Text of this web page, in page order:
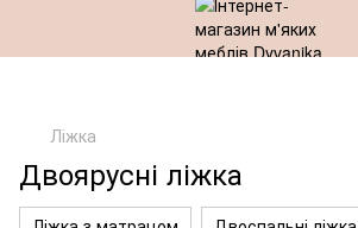
Ліжка
Двоярусні ліжка